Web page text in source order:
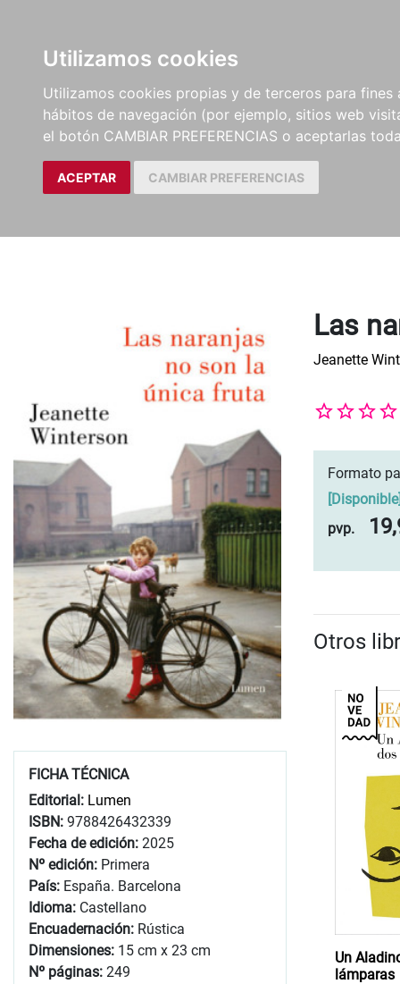
Utilizamos cookies
Utilizamos cookies propias y de terceros para
hábitos de navegación (por ejemplo, sitios web
el botón CAMBIAR PREFERENCIAS o aceptarlas
ACEPTAR CAMBIAR PREFERENCIAS
FICHA TÉCNICA
Editorial: Lumen
ISBN: 9788426432339
Fecha de edición: 2025
Nº edición: Primera
País: España. Barcelona
Idioma: Castellano
Encuadernación: Rústica
Dimensiones: 15 cm x 23 cm
Nº páginas: 249
Las
Jeanette
Formato
[Disponible
pvp.
Otros
Un
lámparas